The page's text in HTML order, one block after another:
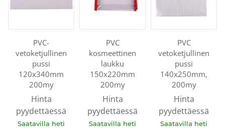
PVC-
vetoketjullinen
pussi
120x340mm
200my
Hinta
pyydettäessä
Saatavilla heti
PVC
kosmeettinen
laukku
150x220mm
200my
Hinta
pyydettäessä
Saatavilla heti
PVC
vetoketjullinen
pussi
140x250mm,
200my
Hinta
pyydettäessä
Saatavilla heti